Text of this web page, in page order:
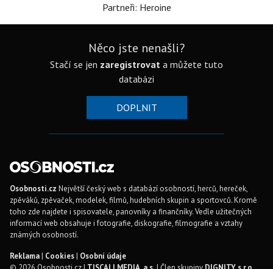
Partneři: Heroine
Něco jste nenašli?
Stačí se jen zaregistrovat a můžete tuto
databázi
DOPLNIT
Osobnosti.cz Největší český web s databází osobností, herců, hereček,
zpěváků, zpěvaček, modelek, filmů, hudebních skupin a sportovců. Kromě
toho zde najdete i spisovatele, panovníky a finančníky. Vedle užitečných
informací web obsahuje i fotografie, diskografie, filmografie a vztahy
známých osobností.
Reklama| Cookies| Osobní údaje